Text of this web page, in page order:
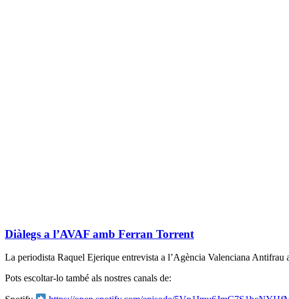
Diàlegs a l’AVAF amb Ferran Torrent
La periodista Raquel Ejerique entrevista a l’Agència Valenciana Antifrau
Pots escoltar-lo també als nostres canals de: